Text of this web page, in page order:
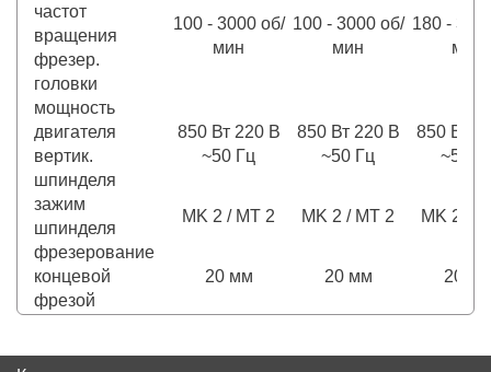
частот
вращения
фрезер.
головки
100 - 3000 об/
мин
100 - 3000 об/
мин
180 -
мин
мощность
двигателя
вертик.
шпинделя
850 Вт 220 В
~50 Гц
850 Вт 220 В
~50 Гц
850 Вт
~50
зажим
шпинделя
MK 2 / MT 2 MK 2 / MT 2
MK 2 /
фрезерование
концевой
фрезой
20 мм 20 мм 20 мм